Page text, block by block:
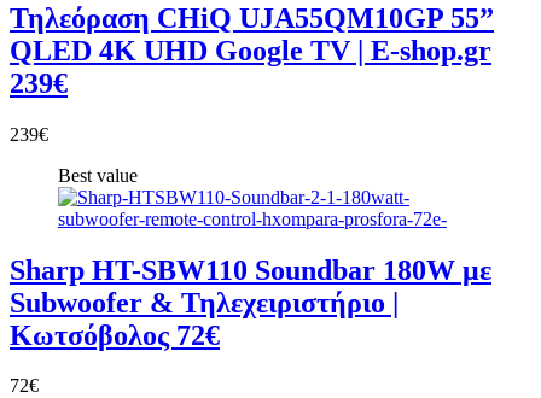
Τηλεόραση CHiQ UJA55QM10GP 55”
QLED 4K UHD Google TV | E-shop.gr
239€
239€
Best value
Sharp HT-SBW110 Soundbar 180W με
Subwoofer & Τηλεχειριστήριο |
Κωτσόβολος 72€
72€